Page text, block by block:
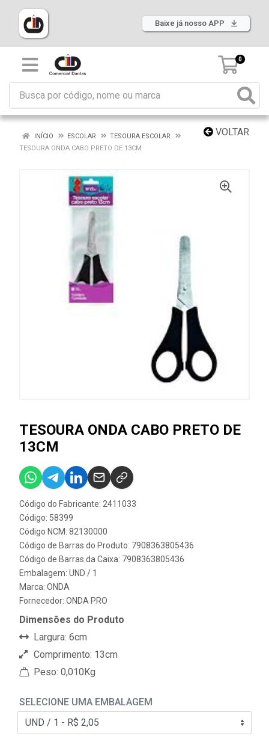
Baixe já nosso APP
0
VOLTAR
INÍCIO ESCOLAR
TESOURA ESCOLAR
TESOURA ONDA CABO PRETO DE 13CM
TESOURA ONDA CABO PRETO DE
13CM
Código do Fabricante: 2411033
Código: 58399
Código NCM: 82130000
Código de Barras do Produto: 7908363805436
Código de Barras da Caixa: 7908363805436
Embalagem: UND / 1
Marca: ONDA
Fornecedor: ONDA PRO
Dimensões do Produto
Largura: 6cm
Comprimento: 13cm
Peso: 0,010Kg
SELECIONE UMA EMBALAGEM